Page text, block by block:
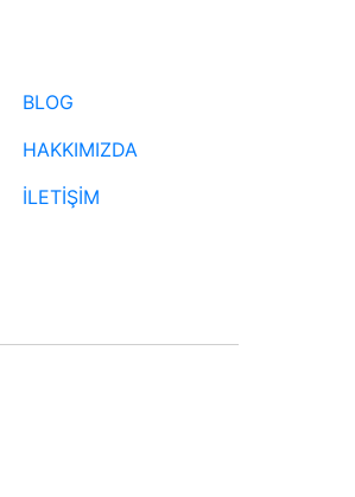
BLOG
HAKKIMIZDA
İLETİŞİM